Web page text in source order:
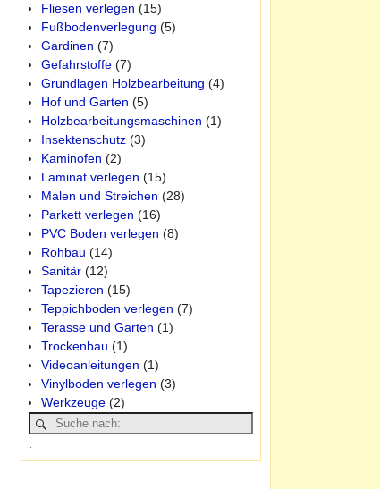
Fliesen verlegen (15)
Fußbodenverlegung (5)
Gardinen (7)
Gefahrstoffe(7)
Grundlagen Holzbearbeitung (4)
Hof und Garten (5)
Holzbearbeitungsmaschinen (1)
Insektenschutz(3)
Kaminofen (2)
Laminat verlegen (15)
Malen und Streichen (28)
Parkett verlegen (16)
PVC Boden verlegen (8)
Rohbau (14)
Sanitär(12)
Tapezieren (15)
Teppichboden verlegen (7)
Terasse und Garten (1)
Trockenbau (1)
Videoanleitungen (1)
Vinylboden verlegen (3)
Werkzeuge(2)
.